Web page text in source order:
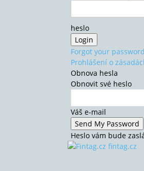
heslo
Forgot your
Prohlášení o
Obnova hesla
Obnovit své heslo
Váš e-mail
Heslo vám bude
fintag.cz